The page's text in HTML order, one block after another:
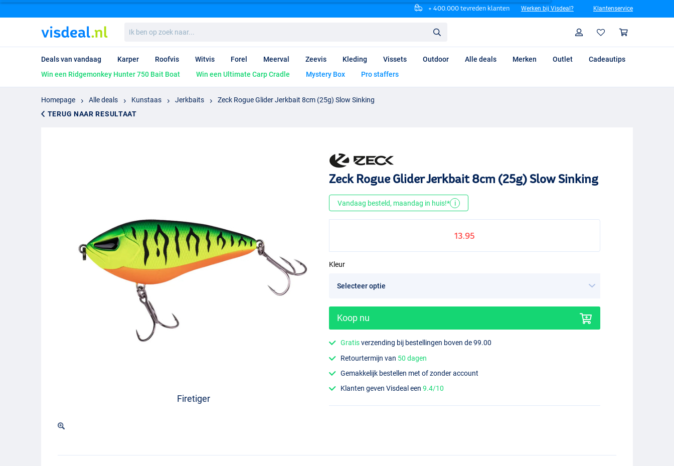
+ 400.000 tevreden klanten Werken bij Visdeal? Klantenservice
ben
op
naar...
Profiel
Deals van vandaag Karper Roofvis Witvis Forel Meerval Zeevis Kleding Vissets Outdoor Alle deals Merken Outlet
Cadeautips
Win een Ridgemonkey Hunter 750 Bait Boat
Win een Ultimate Carp Cradle Mystery Box Pro staffers
Homepage Alle deals Kunstaas Jerkbaits
Zeck Rogue Glider Jerkbait 8cm (25g) Slow Sinking
TERUG NAAR RESULTAAT
Firetiger
Zeck Rogue Glider Jerkbait 8cm (25g) Slow Sinking
Vandaag besteld, maandag in huis!* i
13.95
Kleur
Koop nu
Gratisverzending bij bestellingen boven de 99.00
Retourtermijn van 50 dagen
Gemakkelijk bestellen met of zonder account
Klanten geven Visdeal een9.4/10